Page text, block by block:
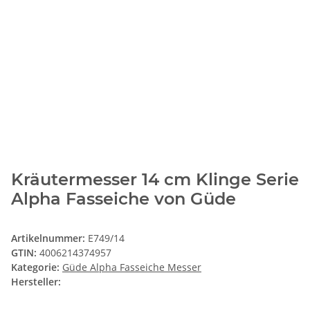
Kräutermesser 14 cm Klinge Serie
Alpha Fasseiche von Güde
Artikelnummer: E749/14
GTIN: 4006214374957
Kategorie: Güde Alpha Fasseiche Messer
Hersteller: